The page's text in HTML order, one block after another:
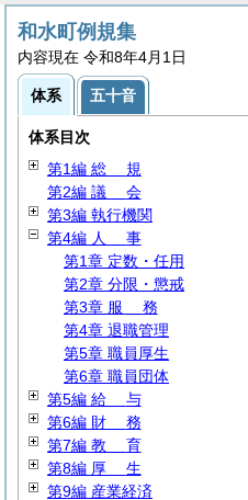
和水町例規集
内容現在 令和8年4月1日
体系 五十音
体系目次
第1編 総 規
第2編 議 会
第3編 執行機関
第4編 人 事
第1章 定数・任用
第2章 分限・懲戒
第3章 服 務
第4章 退職管理
第5章 職員厚生
第6章 職員団体
第5編 給 与
第6編 財 務
第7編 教 育
第8編 厚 生
第9編 産業経済